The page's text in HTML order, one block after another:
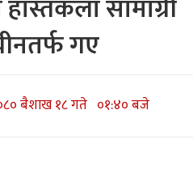
सामाग्री
गए
बैशाख १८ गते ०१:४० बजे